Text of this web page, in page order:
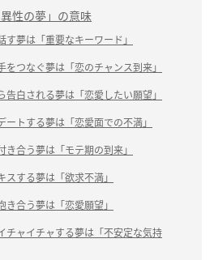
性の夢」の意味
す夢は「重要なキーワード」
をつなぐ夢は「恋のチャンス到来」
告白される夢は「恋愛したい願望」
ートする夢は「恋愛面での不満」
き合う夢は「モテ期の到来」
スする夢は「欲求不満」
き合う夢は「恋愛願望」
チャイチャする夢は「不安定な気持